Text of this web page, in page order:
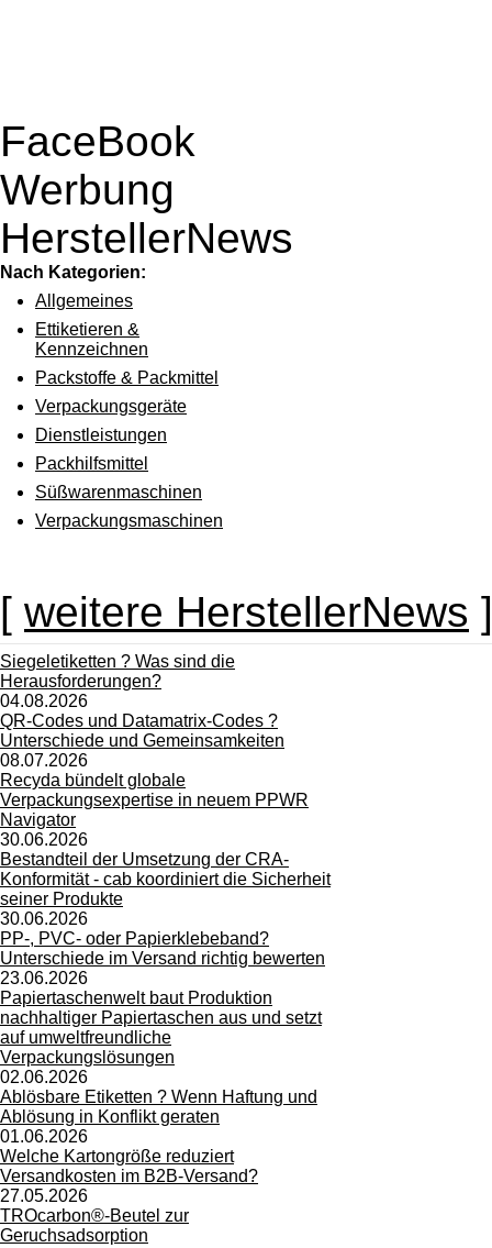
FaceBook
Werbung
HerstellerNews
Nach Kategorien:
Allgemeines
Ettiketieren &
Kennzeichnen
Packstoffe & Packmittel
Verpackungsgeräte
Dienstleistungen
Packhilfsmittel
Süßwarenmaschinen
Verpackungsmaschinen
[ weitere HerstellerNews
Siegeletiketten ? Was sind die
Herausforderungen?
04.08.2026
QR-Codes und Datamatrix-Codes ?
Unterschiede und Gemeinsamkeiten
08.07.2026
Recyda bündelt globale
Verpackungsexpertise in neuem PPWR
Navigator
30.06.2026
Bestandteil der Umsetzung der CRA-
Konformität - cab koordiniert die Sicherheit
seiner Produkte
30.06.2026
PP-, PVC- oder Papierklebeband?
Unterschiede im Versand richtig bewerten
23.06.2026
Papiertaschenwelt baut Produktion
nachhaltiger Papiertaschen aus und setzt
auf umweltfreundliche
Verpackungslösungen
02.06.2026
Ablösbare Etiketten ? Wenn Haftung und
Ablösung in Konflikt geraten
01.06.2026
Welche Kartongröße reduziert
Versandkosten im B2B-Versand?
27.05.2026
TROcarbon®-Beutel zur
Geruchsadsorption